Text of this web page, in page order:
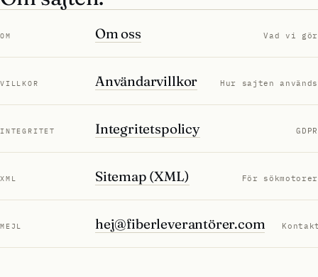
OM Om oss Vad vi gör
VILLKOR Användarvillkor Hur sajten används
INTEGRITET Integritetspolicy GDPR
XML Sitemap (XML) För sökmotorer
MEJL hej@fiberleverantörer.com